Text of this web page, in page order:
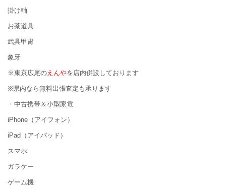
掛け軸
お茶道具
武具甲冑
象牙
※東京広尾のえんやを店内併設しております
※県内なら無料出張査定も承ります
・中古携帯＆小型家電
iPhone（アイフォン）
iPad（アイパッド）
スマホ
ガラケー
ゲーム機